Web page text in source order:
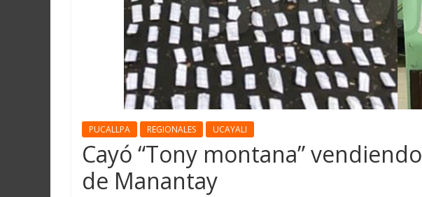
PUCALLPA REGIONALES UCAYALI
Cayó “Tony montana”
de Manantay